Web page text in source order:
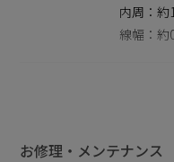
ギーを防ぐために、ニッ
内周：約
線幅：約
お修理・メンテナンス